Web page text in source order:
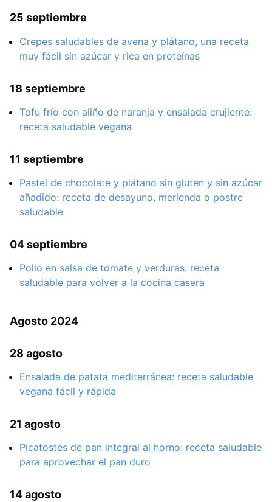
25 septiembre
Crepes saludables de avena y plátano, una receta
muy fácil sin azúcar y rica en proteínas
18 septiembre
Tofu frío con aliño de naranja y ensalada crujiente:
receta saludable vegana
11 septiembre
Pastel de chocolate y plátano sin gluten y sin azúcar
añadido: receta de desayuno, merienda o postre
saludable
04 septiembre
Pollo en salsa de tomate y verduras: receta
saludable para volver a la cocina casera
Agosto 2024
28 agosto
Ensalada de patata mediterránea: receta saludable
vegana fácil y rápida
21 agosto
Picatostes de pan integral al horno: receta saludable
para aprovechar el pan duro
14 agosto